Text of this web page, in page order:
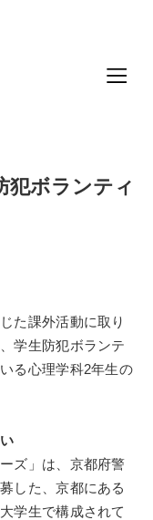
犯ボランティ
た課外活動に取り
学生防犯ボランテ
る心理学科2年生の
ズ」は、京都府警
した、京都にある
学生で構成されて